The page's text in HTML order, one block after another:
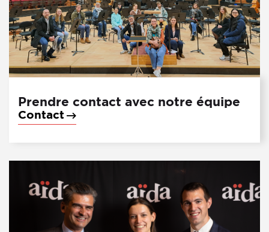
Prendre contact avec notre équipe
Contact